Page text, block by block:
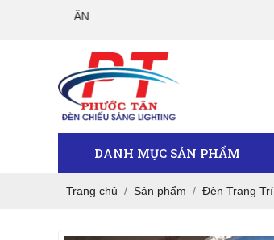
DANH MỤC SẢN PHẨM
Trang chủ Sản phẩm Đèn Trang Trí